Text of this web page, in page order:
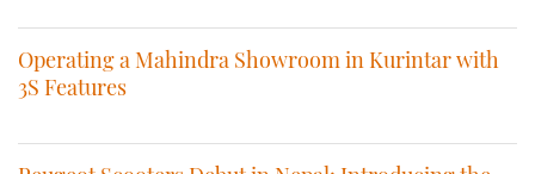
Operating a Mahindra Showroom in Kurintar with
3S Features